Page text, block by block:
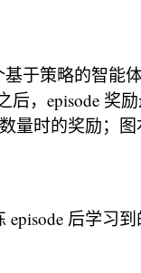
于策略的智能
后，episode 奖
量时的奖励；
后学习到